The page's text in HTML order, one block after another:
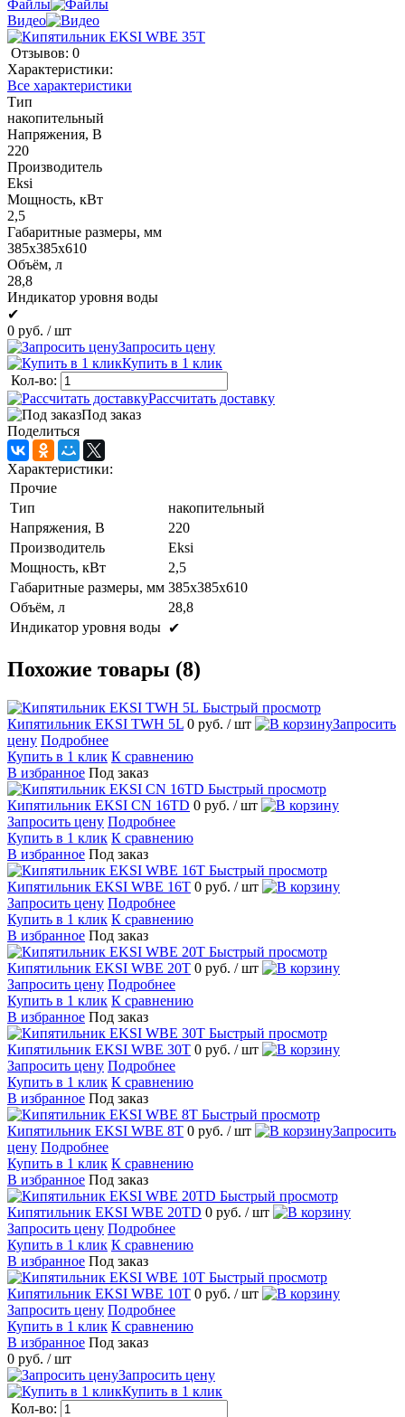
Файлы
Видео
Отзывов: 0
Характеристики:
Все характеристики
Тип
накопительный
Напряжения, В
220
Производитель
Eksi
Мощность, кВт
2,5
Габаритные размеры, мм
385х385х610
Объём, л
28,8
Индикатор уровня воды
✔
0 руб. / шт
Запросить цену
Купить в 1 клик
Кол-во:
Рассчитать доставку
Под заказ
Поделиться
Характеристики:
Прочие
Тип
накопительный
Напряжения, В
220
Производитель
Eksi
Мощность, кВт
2,5
Габаритные размеры, мм 385х385х610
Объём, л
28,8
Индикатор уровня воды ✔
Похожие товары (8)
Быстрый просмотр
Кипятильник EKSI TWH 5L 0 руб. / шт
Запросить
цену Подробнее
Купить в 1 клик К сравнению
В избранное Под заказ
Быстрый просмотр
Кипятильник EKSI CN 16TD 0 руб. / шт
Запросить цену Подробнее
Купить в 1 клик К сравнению
В избранное Под заказ
Быстрый просмотр
Кипятильник EKSI WBE 16T 0 руб. / шт
Запросить цену Подробнее
Купить в 1 клик К сравнению
В избранное Под заказ
Быстрый просмотр
Кипятильник EKSI WBE 20T 0 руб. / шт
Запросить цену Подробнее
Купить в 1 клик К сравнению
В избранное Под заказ
Быстрый просмотр
Кипятильник EKSI WBE 30T 0 руб. / шт
Запросить цену Подробнее
Купить в 1 клик К сравнению
В избранное Под заказ
Быстрый просмотр
Кипятильник EKSI WBE 8T 0 руб. / шт
Запросить
цену Подробнее
Купить в 1 клик К сравнению
В избранное Под заказ
Быстрый просмотр
Кипятильник EKSI WBE 20TD 0 руб. / шт
Запросить цену Подробнее
Купить в 1 клик К сравнению
В избранное Под заказ
Быстрый просмотр
Кипятильник EKSI WBE 10T 0 руб. / шт
Запросить цену Подробнее
Купить в 1 клик К сравнению
В избранное Под заказ
0 руб. / шт
Запросить цену
Купить в 1 клик
Кол-во: